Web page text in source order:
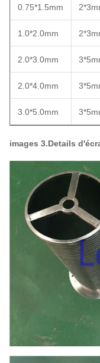
0.75*1.5mm
1.0*2.0mm
2.0*3.0mm
2.0*4.0mm
3.0*5.0mm
images 3.Details